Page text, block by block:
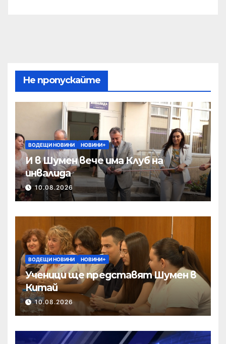
Не пропускайте
ВОДЕЩИ НОВИНИ НОВИНИ+
И в Шумен вече има Клуб на
инвалида
10.08.2026
ВОДЕЩИ НОВИНИ НОВИНИ+
Ученици ще представят Шумен в
Китай
10.08.2026